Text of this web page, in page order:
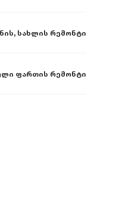
სახლის რემონტი
ფართის რემონტი